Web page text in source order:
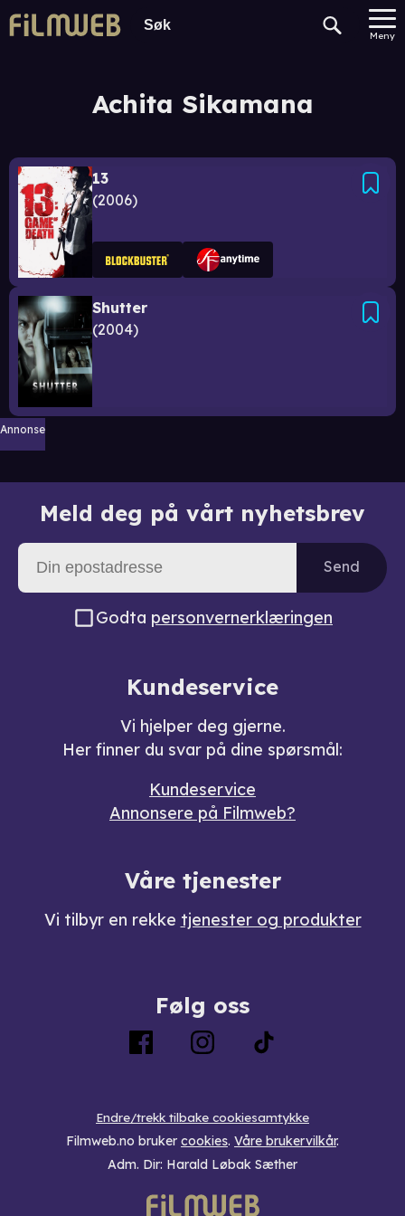
Meny
Achita Sikamana
13
2006
Shutter
2004
Annonse
Meld deg på vårt nyhetsbrev
Send
Godta personvernerklæringen
Kundeservice
Vi hjelper deg gjerne.
Her finner du svar på dine spørsmål:
Kundeservice
Annonsere på Filmweb?
Våre tjenester
Vi tilbyr en rekke tjenester og produkter
Følg oss
Endre/trekk tilbake cookiesamtykke
Filmweb.no bruker cookies. Våre brukervilkår.
Adm. Dir: Harald Løbak Sæther